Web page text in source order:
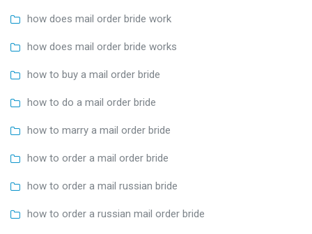
how does mail order bride work
how does mail order bride works
how to buy a mail order bride
how to do a mail order bride
how to marry a mail order bride
how to order a mail order bride
how to order a mail russian bride
how to order a russian mail order bride